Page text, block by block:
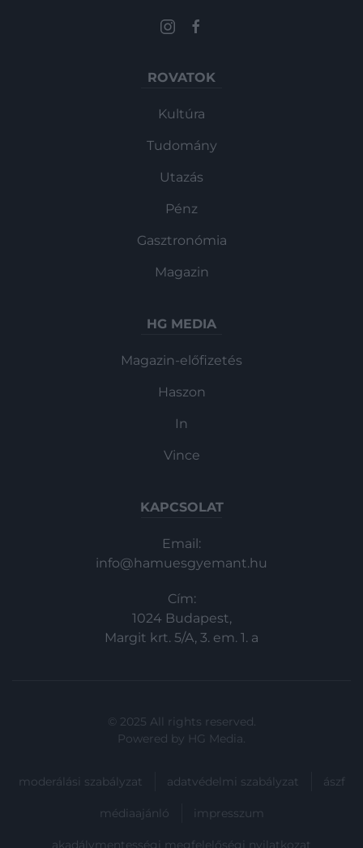
ROVATOK
Kultúra
Tudomány
Utazás
Pénz
Gasztronómia
Magazin
HG MEDIA
Magazin-előfizetés
Haszon
In
Vince
KAPCSOLAT
Email:
info@hamuesgyemant.hu
Cím:
1024 Budapest,
Margit krt. 5/A, 3. em. 1. a
© 2025 All rights reserved.
Powered by HG Media.
moderálási szabályzat adatvédelmi szabályzat ászf
médiaajánló impresszum
akadálymentességi megfelelőségi nyilatkozat